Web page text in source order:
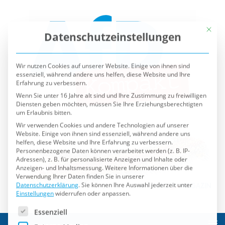
Datenschutzeinstellungen
Wir nutzen Cookies auf unserer Website. Einige von ihnen sind
Erfahrung zu verbessern.
Wenn Sie unter 16 Jahre alt sind und Ihre Zustimmung zu freiwilligen
um Erlaubnis bitten.
Wir verwenden Cookies und andere Technologien auf unserer
helfen, diese Website und Ihre Erfahrung zu verbessern.
Personenbezogene Daten können verarbeitet werden (z. B. IP-
Adressen), z. B. für personalisierte Anzeigen und Inhalte oder
Anzeigen- und Inhaltsmessung.Weitere Informationen über die
Verwendung Ihrer Daten finden Sie in unserer
Datenschutzerklärung.Sie können Ihre Auswahl jederzeit unter
Einstellungenwiderrufen oder anpassen.
Es folgt eine Liste der Service-Gruppen, für die eine
Essenziell
Externe Medien